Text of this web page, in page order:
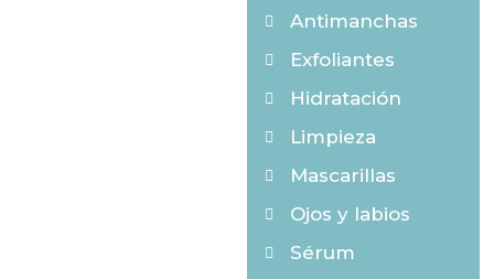
Antimanchas
Exfoliantes
Hidratación
Limpieza
Mascarillas
Ojos y labios
Sérum